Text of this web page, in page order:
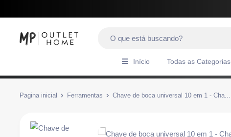
Início Todas as Categorias
Pagina inicial Ferramentas Chave de boca universal 10 em 1 - Cha...